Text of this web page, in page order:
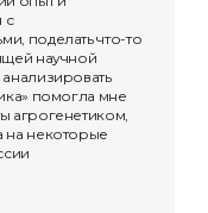
с
поделать что-то
научной
помогла мне
агрогенетиком,
на некоторые